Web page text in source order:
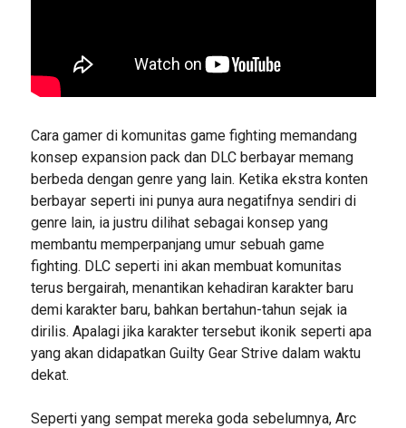
Cara gamer di komunitas game fighting memandang
konsep expansion pack dan DLC berbayar memang
berbeda dengan genre yang lain. Ketika ekstra konten
berbayar seperti ini punya aura negatifnya sendiri di
genre lain, ia justru dilihat sebagai konsep yang
membantu memperpanjang umur sebuah game
fighting. DLC seperti ini akan membuat komunitas
terus bergairah, menantikan kehadiran karakter baru
demi karakter baru, bahkan bertahun-tahun sejak ia
dirilis. Apalagi jika karakter tersebut ikonik seperti apa
yang akan didapatkan Guilty Gear Strive dalam waktu
dekat.
Seperti yang sempat mereka goda sebelumnya, Arc